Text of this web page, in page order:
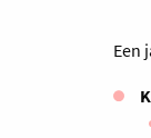
Een